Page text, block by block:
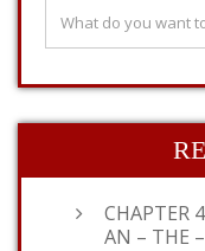
CHAPTER
AN – THE